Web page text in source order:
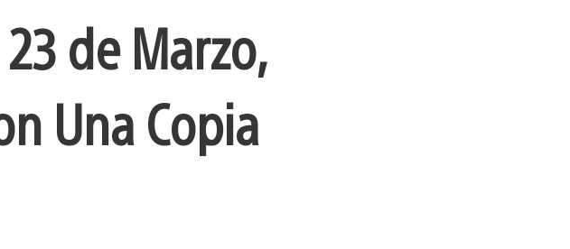
de Marzo,
Una Copia